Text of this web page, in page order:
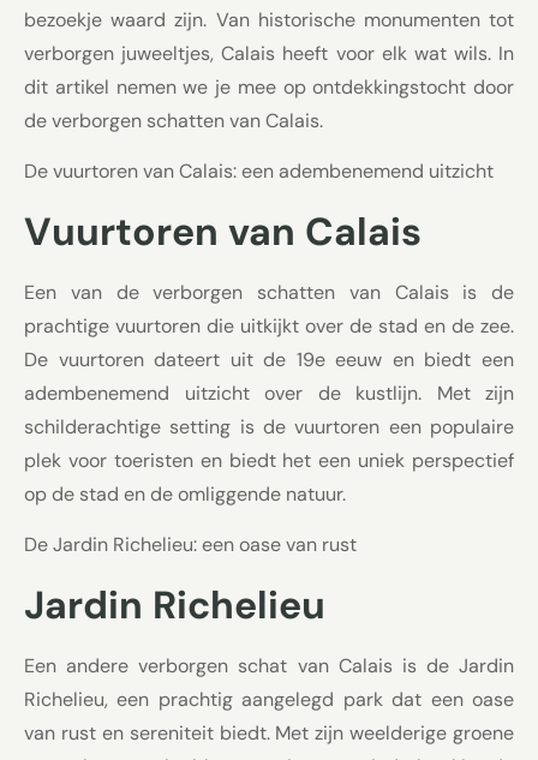
bezoekje waard zijn. Van historische monumenten tot
verborgen juweeltjes, Calais heeft voor elk wat wils. In
dit artikel nemen we je mee op ontdekkingstocht door
de verborgen schatten van Calais.
De vuurtoren van Calais: een adembenemend uitzicht
Vuurtoren van Calais
Een van de verborgen schatten van Calais is de
prachtige vuurtoren die uitkijkt over de stad en de zee.
De vuurtoren dateert uit de 19e eeuw en biedt een
adembenemend uitzicht over de kustlijn. Met zijn
schilderachtige setting is de vuurtoren een populaire
plek voor toeristen en biedt het een uniek perspectief
op de stad en de omliggende natuur.
De Jardin Richelieu: een oase van rust
Jardin Richelieu
Een andere verborgen schat van Calais is de Jardin
Richelieu, een prachtig aangelegd park dat een oase
van rust en sereniteit biedt. Met zijn weelderige groene